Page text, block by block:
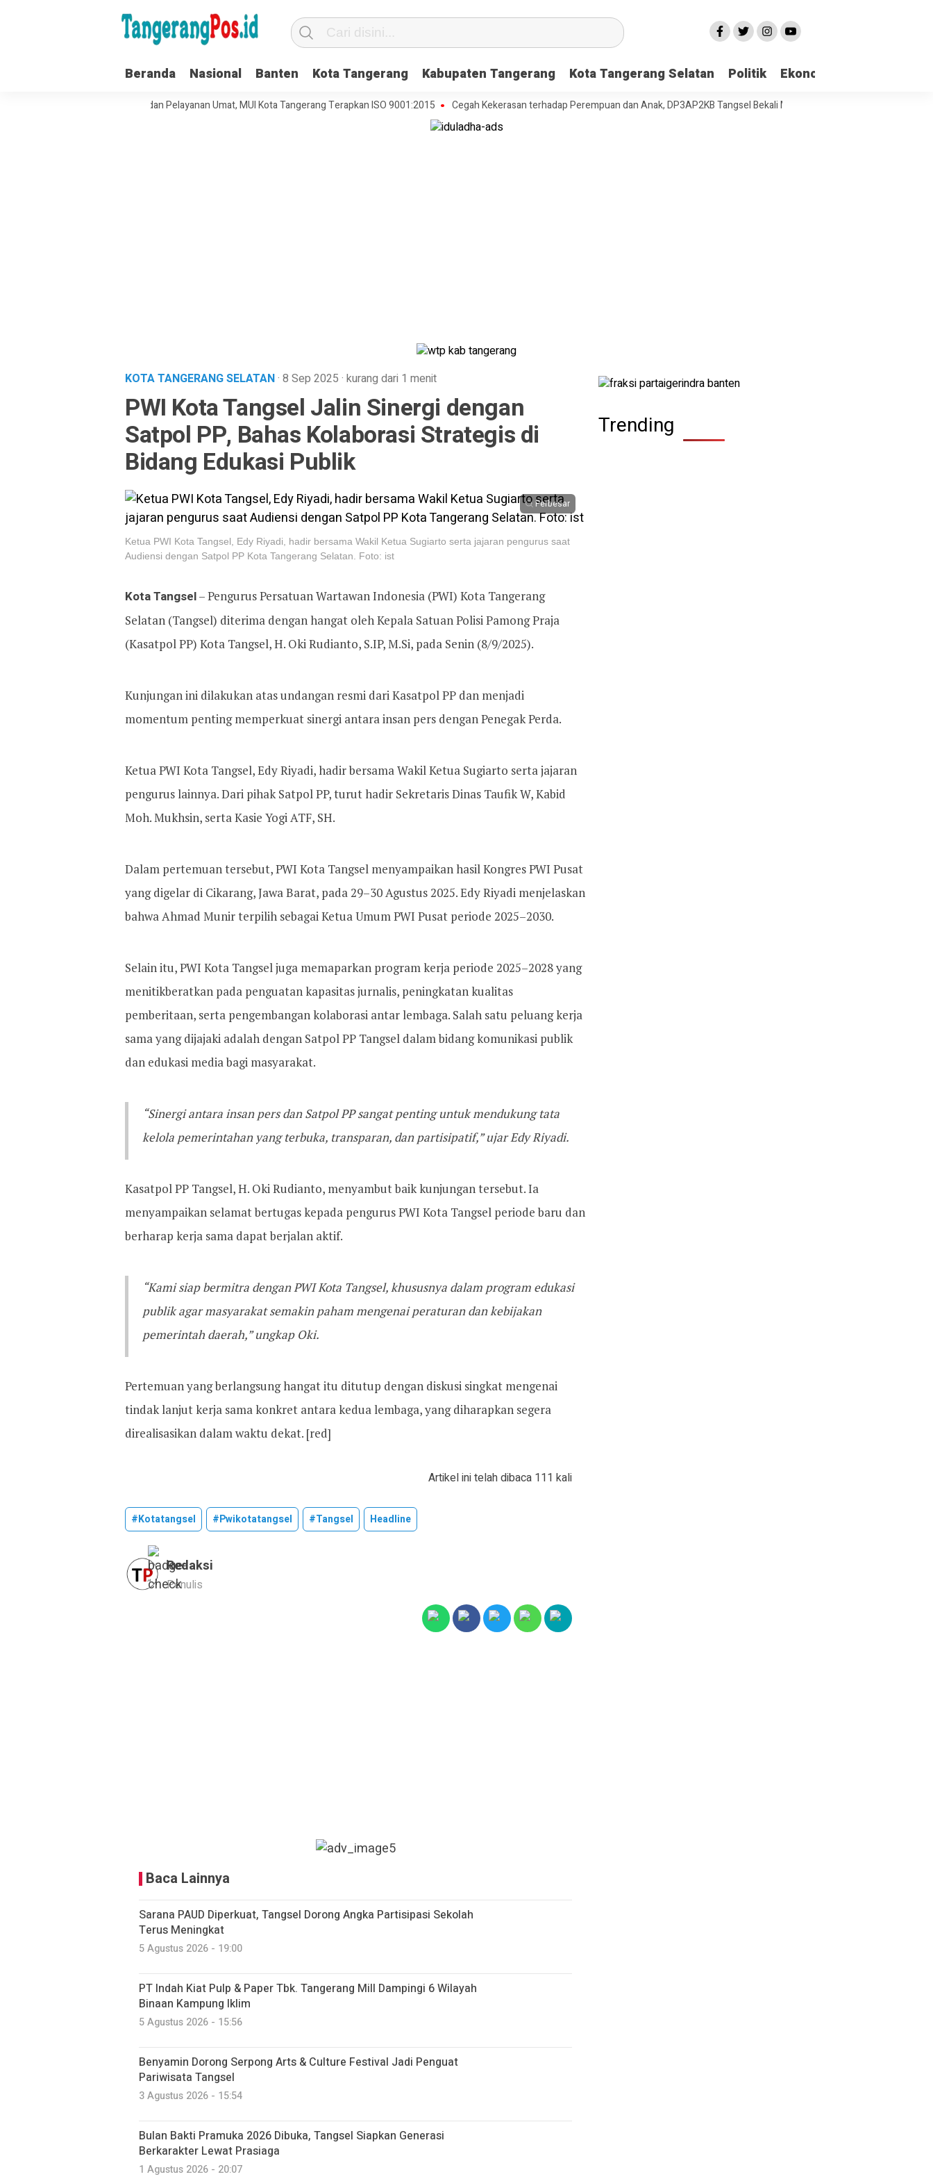
Beranda Nasional Banten Kota Tangerang Kabupaten Tangerang Kota Tangerang Selatan Politik Ekonomi
Tata Kelola Organisasi dan Pelayanan Umat, MUI Kota Tangerang Terapkan ISO 9001:2015 Cegah Kekerasan terhadap Perempuan dan Anak, DP3AP2KB Tangsel Bekali Masyarakat Manajemen Stres dan
KOTA TANGERANG SELATAN· 8 Sep 2025 · kurang dari 1 menit
PWI Kota Tangsel Jalin Sinergi dengan
Satpol PP, Bahas Kolaborasi Strategis di
Bidang Edukasi Publik
Perbesar
Ketua PWI Kota Tangsel, Edy Riyadi, hadir bersama Wakil Ketua Sugiarto serta jajaran pengurus saat
Audiensi dengan Satpol PP Kota Tangerang Selatan. Foto: ist
Kota Tangsel– Pengurus Persatuan Wartawan Indonesia (PWI) Kota Tangerang
Selatan (Tangsel) diterima dengan hangat oleh Kepala Satuan Polisi Pamong Praja
(Kasatpol PP) Kota Tangsel, H. Oki Rudianto, S.IP, M.Si, pada Senin (8/9/2025).
Kunjungan ini dilakukan atas undangan resmi dari Kasatpol PP dan menjadi
momentum penting memperkuat sinergi antara insan pers dengan Penegak Perda.
Ketua PWI Kota Tangsel, Edy Riyadi, hadir bersama Wakil Ketua Sugiarto serta jajaran
pengurus lainnya. Dari pihak Satpol PP, turut hadir Sekretaris Dinas Taufik W, Kabid
Moh. Mukhsin, serta Kasie Yogi ATF, SH.
Dalam pertemuan tersebut, PWI Kota Tangsel menyampaikan hasil Kongres PWI Pusat
yang digelar di Cikarang, Jawa Barat, pada 29–30 Agustus 2025. Edy Riyadi menjelaskan
bahwa Ahmad Munir terpilih sebagai Ketua Umum PWI Pusat periode 2025–2030.
Selain itu, PWI Kota Tangsel juga memaparkan program kerja periode 2025–2028 yang
menitikberatkan pada penguatan kapasitas jurnalis, peningkatan kualitas
pemberitaan, serta pengembangan kolaborasi antar lembaga. Salah satu peluang kerja
sama yang dijajaki adalah dengan Satpol PP Tangsel dalam bidang komunikasi publik
dan edukasi media bagi masyarakat.
“Sinergi antara insan pers dan Satpol PP sangat penting untuk mendukung tata
kelola pemerintahan yang terbuka, transparan, dan partisipatif,” ujar Edy Riyadi.
Kasatpol PP Tangsel, H. Oki Rudianto, menyambut baik kunjungan tersebut. Ia
menyampaikan selamat bertugas kepada pengurus PWI Kota Tangsel periode baru dan
berharap kerja sama dapat berjalan aktif.
“Kami siap bermitra dengan PWI Kota Tangsel, khususnya dalam program edukasi
publik agar masyarakat semakin paham mengenai peraturan dan kebijakan
pemerintah daerah,” ungkap Oki.
Pertemuan yang berlangsung hangat itu ditutup dengan diskusi singkat mengenai
tindak lanjut kerja sama konkret antara kedua lembaga, yang diharapkan segera
direalisasikan dalam waktu dekat. [red]
Artikel ini telah dibaca 111 kali
#kotatangsel #pwikotatangsel #tangsel Headline
Redaksi
Penulis
Baca Lainnya
Sarana PAUD Diperkuat, Tangsel Dorong Angka Partisipasi Sekolah
Terus Meningkat
5 Agustus 2026 - 19:00
PT Indah Kiat Pulp & Paper Tbk. Tangerang Mill Dampingi 6 Wilayah
Binaan Kampung Iklim
5 Agustus 2026 - 15:56
Benyamin Dorong Serpong Arts & Culture Festival Jadi Penguat
Pariwisata Tangsel
3 Agustus 2026 - 15:54
Bulan Bakti Pramuka 2026 Dibuka, Tangsel Siapkan Generasi
Berkarakter Lewat Prasiaga
1 Agustus 2026 - 20:07
Trending